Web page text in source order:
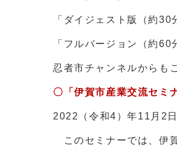
「ダイジェスト版（約30
「フルバージョン（約60
忍者市チャンネルからも
〇「伊賀市産業交流セミ
2022（令和4）年11月2
このセミナーでは、伊